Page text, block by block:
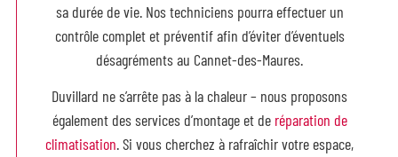
sa durée de vie. Nos techniciens pourra effectuer un
contrôle complet et préventif afin d’éviter d’éventuels
désagréments au Cannet-des-Maures.
Duvillard ne s’arrête pas à la chaleur – nous proposons
également des services d’montage et de réparation de
climatisation. Si vous cherchez à rafraîchir votre espace,